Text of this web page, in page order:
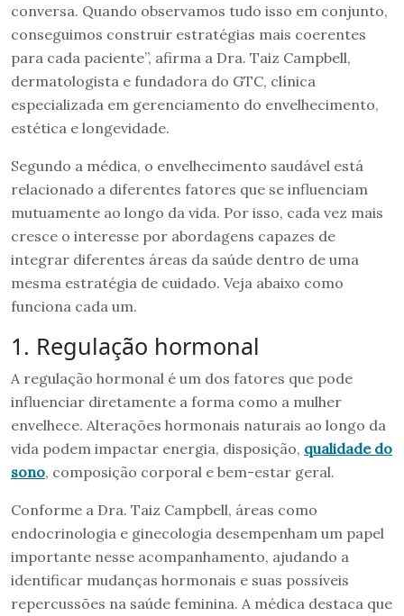
conversa. Quando observamos tudo isso em conjunto,
conseguimos construir estratégias mais coerentes
para cada paciente”, afirma a Dra. Taiz Campbell,
dermatologista e fundadora do GTC, clínica
especializada em gerenciamento do envelhecimento,
estética e longevidade.
Segundo a médica, o envelhecimento saudável está
relacionado a diferentes fatores que se influenciam
mutuamente ao longo da vida. Por isso, cada vez mais
cresce o interesse por abordagens capazes de
integrar diferentes áreas da saúde dentro de uma
mesma estratégia de cuidado. Veja abaixo como
funciona cada um.
1. Regulação hormonal
A regulação hormonal é um dos fatores que pode
influenciar diretamente a forma como a mulher
envelhece. Alterações hormonais naturais ao longo da
vida podem impactar energia, disposição, qualidade do
sono, composição corporal e bem-estar geral.
Conforme a Dra. Taiz Campbell, áreas como
endocrinologia e ginecologia desempenham um papel
importante nesse acompanhamento, ajudando a
identificar mudanças hormonais e suas possíveis
repercussões na saúde feminina. A médica destaca que